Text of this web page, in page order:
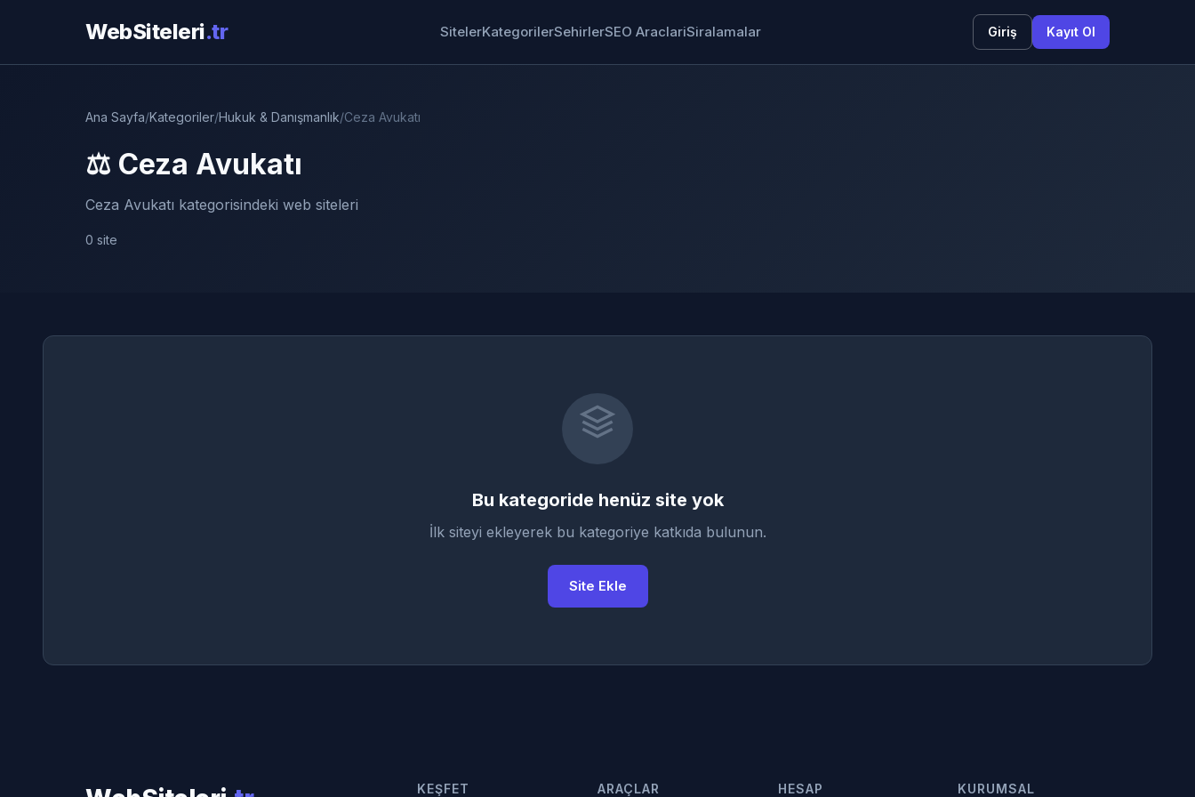
WebSiteleri.tr SitelerKategorilerSehirlerSEO AraclariSiralamalar Giriş Kayıt Ol
Ana Sayfa/Kategoriler/Hukuk & Danışmanlık/Ceza Avukatı
⚖️ Ceza Avukatı
Ceza Avukatı kategorisindeki web siteleri
0 site
Bu kategoride henüz site yok
İlk siteyi ekleyerek bu kategoriye katkıda bulunun.
Site Ekle
KEŞFET ARAÇLAR HESAP KURUMSAL